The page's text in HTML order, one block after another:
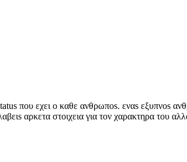
που εχει ο καθε ανθρωποs. εναs εξυπνοs
αρκετα στοιχεια για τον χαρακτηρα του